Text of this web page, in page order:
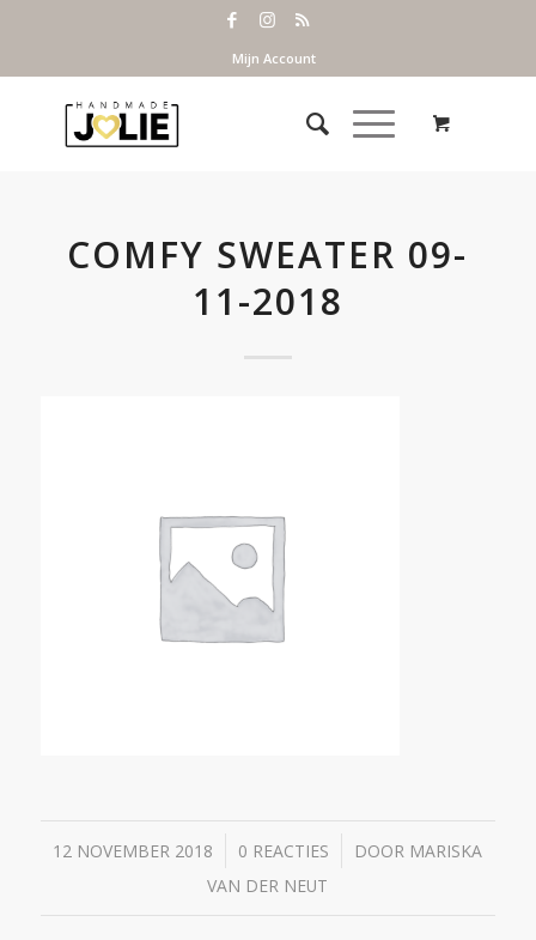
Mijn Account
COMFY SWEATER 09-
11-2018
12 NOVEMBER 2018
/ 0 REACTIES
/ DOOR MARISKA
VAN DER NEUT